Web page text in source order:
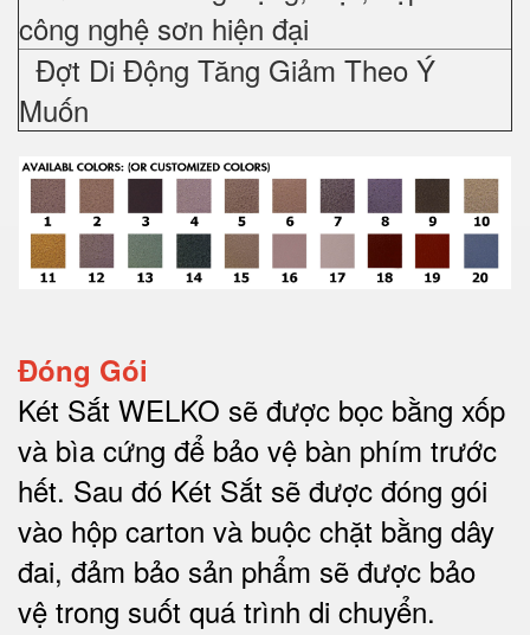
công nghệ sơn hiện đại
Đợt Di Động Tăng Giảm Theo Ý
Muốn
Đóng Gói
Két Sắt WELKO sẽ được bọc bằng xốp
và bìa cứng để bảo vệ bàn phím trước
hết. Sau đó Két Sắt sẽ được đóng gói
vào hộp carton và buộc chặt bằng dây
đai, đảm bảo sản phẩm sẽ được bảo
vệ trong suốt quá trình di chuyển.